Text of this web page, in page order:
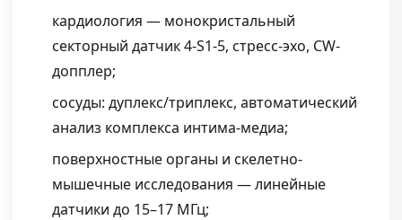
кардиология — монокристальный
секторный датчик 4-S1-5, стресс-эхо, CW-
допплер;
сосуды: дуплекс/триплекс, автоматический
анализ комплекса интима-медиа;
поверхностные органы и скелетно-
мышечные исследования — линейные
датчики до 15–17 МГц;